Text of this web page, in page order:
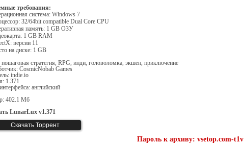
требования:
система: Windows 7
32/64bit compatible Dual Core CPU
память: 1 GB ОЗУ
1 GB RAM
версии 11
на диске: 1 GB
стратегия, RPG, инди, головоломка, экшен, приключение
CosmicNobab Games
indie.io
1.371
английский
402.1 Мб
LunarLux v1.371
LUNARLUX
402.1 Мб
Скачать Торрент
Пароль к архиву: vsetop.com-t1v